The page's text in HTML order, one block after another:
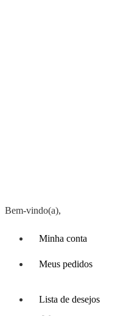
Bem-vindo(a),
Minha conta
Meus pedidos
Lista de desejos